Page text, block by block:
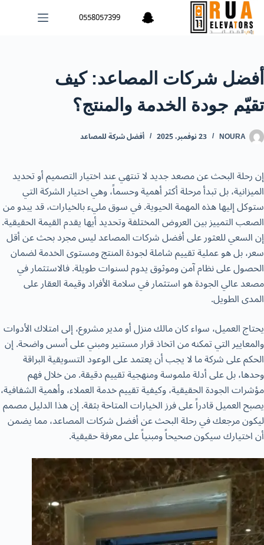
التجاوز
إلى
المحتوى
0558057399
أفضل شركات المصاعد: كيف
تقيّم جودة الخدمة والمنتج؟
NOURA 23 نوفمبر، 2025 أفضل شركة للمصاعد
إن رحلة البحث عن مصعد جديد لا تنتهي عند اختيار التصميم أو تحديد
الميزانية، بل تبدأ مرحلة أكثر أهمية وحسماً، وهي اختيار الشركة التي
ستوكل إليها هذه المهمة الحيوية. في سوق مليء بالخيارات، قد يبدو من
الصعب التمييز بين العروض المختلفة وتحديد أيها يقدم القيمة الحقيقية.
إن السعي للعثور على أفضل شركات المصاعد ليس مجرد بحث عن أقل
سعر، بل هو عملية تقييم شاملة لجودة المنتج ومستوى الخدمة لضمان
الحصول على نظام آمن وموثوق يدوم لسنوات طويلة. فالاستثمار في
مصعد عالي الجودة هو استثمار في سلامة الأفراد وقيمة العقار على
المدى الطويل.
يحتاج العميل، سواء كان مالك منزل أو مدير مشروع، إلى امتلاك الأدوات
والمعايير التي تمكنه من اتخاذ قرار مستنير ومبني على أسس واضحة. إن
الحكم على شركة ما لا يجب أن يعتمد على الوعود التسويقية البراقة
وحدها، بل على أدلة ملموسة ومنهجية تقييم دقيقة. من خلال فهم
مؤشرات الجودة الحقيقية، وكيفية تقييم خدمة العملاء، وأهمية الشفافية،
يصبح العميل قادراً على فرز الخيارات المتاحة بثقة. إن هذا الدليل مصمم
ليكون مرجعك في رحلة البحث عن أفضل شركات المصاعد، مما يضمن
أن اختيارك سيكون صحيحاً ومبنياً على معرفة حقيقية.